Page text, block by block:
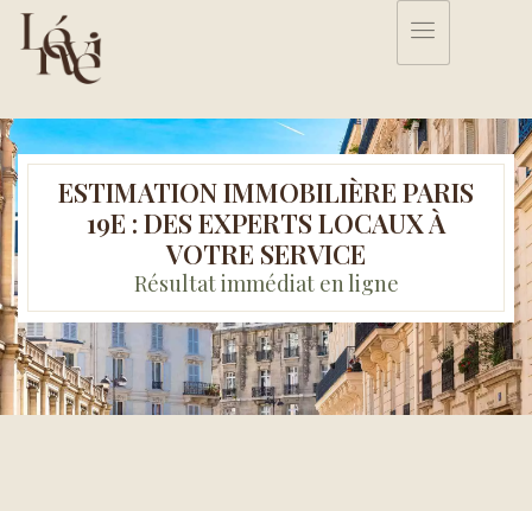
ESTIMATION IMMOBILIÈRE PARIS
19E : DES EXPERTS LOCAUX À
VOTRE SERVICE
Résultat immédiat en ligne